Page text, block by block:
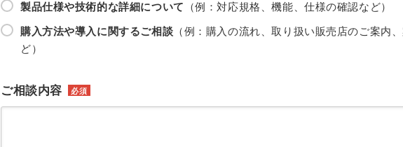
製品仕様や技術的な詳細について （例：対応規格、機能、仕様の確認など）
購入方法や導入に関するご相談 （例：購入の流れ、取り扱い販売店のご案内
ど）
ご相談内容 必須